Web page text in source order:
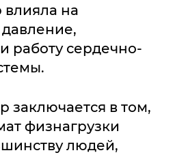
на
работу сердечно-
заключается в том,
физнагрузки
людей,